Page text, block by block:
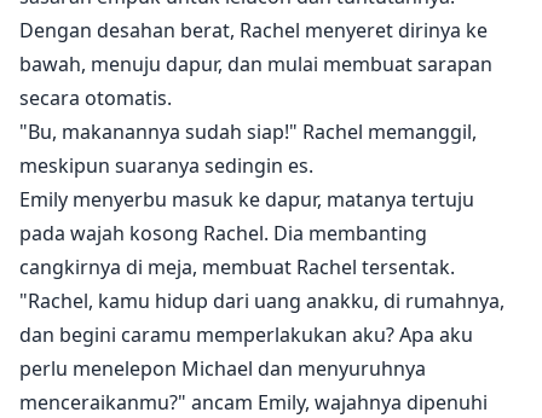
Dengan desahan berat, Rachel menyeret dirinya ke
bawah, menuju dapur, dan mulai membuat sarapan
secara otomatis.
"Bu, makanannya sudah siap!" Rachel memanggil,
meskipun suaranya sedingin es.
Emily menyerbu masuk ke dapur, matanya tertuju
pada wajah kosong Rachel. Dia membanting
cangkirnya di meja, membuat Rachel tersentak.
"Rachel, kamu hidup dari uang anakku, di rumahnya,
dan begini caramu memperlakukan aku? Apa aku
perlu menelepon Michael dan menyuruhnya
menceraikanmu?" ancam Emily, wajahnya dipenuhi